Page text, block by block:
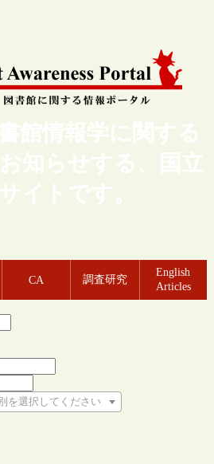
館情報学に関する
知らせする、国立
イトです。
CA 調査研究
English
Articles
を選択してください
ください